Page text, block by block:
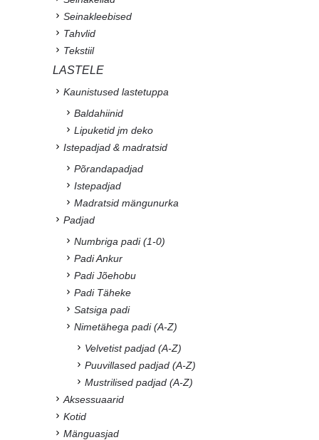
Seinakleebised
Tahvlid
Tekstiil
LASTELE
Kaunistused lastetuppa
Baldahiinid
Lipuketid jm deko
Istepadjad & madratsid
Põrandapadjad
Istepadjad
Madratsid mängunurka
Padjad
Numbriga padi (1-0)
Padi Ankur
Padi Jõehobu
Padi Täheke
Satsiga padi
Nimetähega padi (A-Z)
Velvetist padjad (A-Z)
Puuvillased padjad (A-Z)
Mustrilised padjad (A-Z)
Aksessuaarid
Kotid
Mänguasjad